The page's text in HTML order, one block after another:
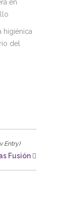
en
higiénica
del
Entry)
Fusión